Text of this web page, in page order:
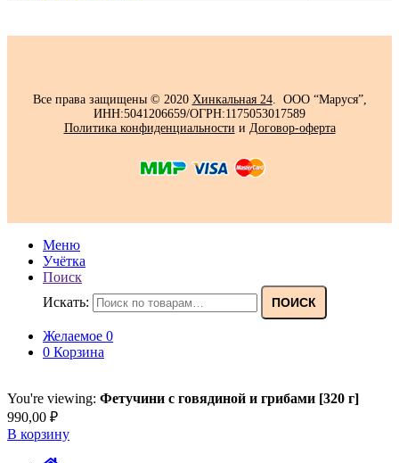
Все права защищены © 2020 Хинкальная 24. ООО “Маруся”,
ИНН:5041206659/ОГРН:1175053017589
Политика конфиденциальности‍ и Договор-оферта
Меню
Учётка
Поиск
Искать:
ПОИСК
Желаемое 0
0 Корзина
You're viewing: Фетучини с говядиной и грибами [320 г]
990,00 ₽
В корзину